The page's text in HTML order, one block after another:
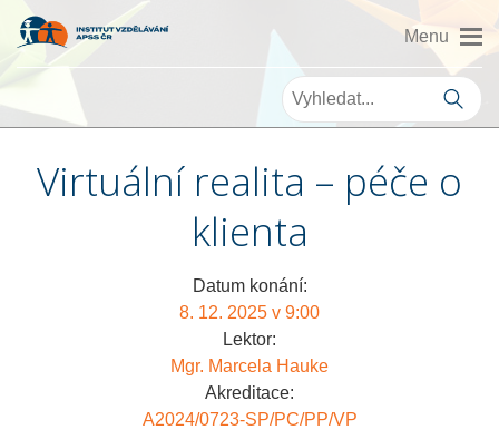
Virtuální realita – péče o
klienta
Datum konání:
8. 12. 2025 v 9:00
Lektor:
Mgr. Marcela Hauke
Akreditace:
A2024/0723-SP/PC/PP/VP